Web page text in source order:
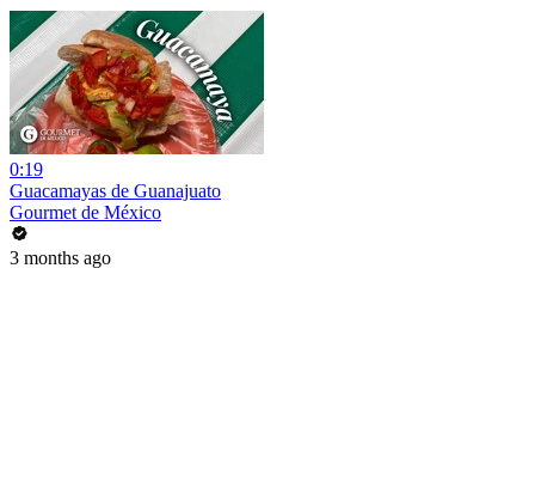
0:19
Guacamayas de Guanajuato
Gourmet de México
3 months ago